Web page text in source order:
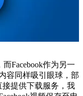
Facebook作为另一
容同样吸引眼球，部
接提供下载服务，我